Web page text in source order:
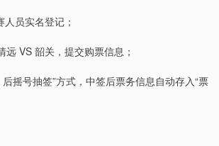
员实名登记；
VS 韶关，提交购票信息；
摇号抽签”方式，中签后票务信息自动存入“票